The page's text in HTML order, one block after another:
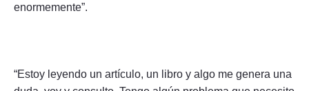
enormemente”.
“Estoy leyendo un artículo, un libro y algo me genera una